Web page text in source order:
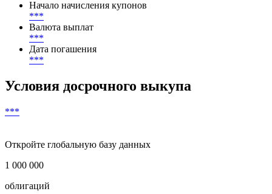
Начало начисления купонов
***
Валюта выплат
***
Дата погашения
***
Условия досрочного выкупа
***
Откройте глобальную базу данных
1 000 000
облигаций